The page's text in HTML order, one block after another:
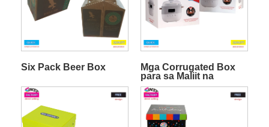
Six Pack Beer Box
Mga Corrugated Box
para sa Maliit na
Electric Equipment sa
Kusina